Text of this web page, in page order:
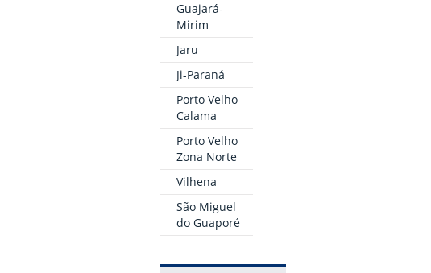
Guajará-
Mirim
Jaru
Ji-Paraná
Porto Velho
Calama
Porto Velho
Zona Norte
Vilhena
São Miguel
do Guaporé